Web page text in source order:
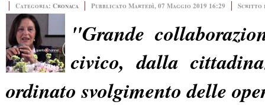
Categoria: Cronaca Pubblicato Martedì, 07 Maggio 2019 16:29 Scritto
"Grande
civico, dalla
ordinato svolgimento delle